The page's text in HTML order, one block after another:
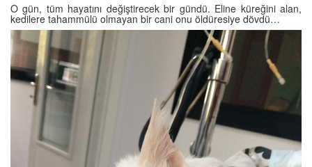
O gün, tüm hayatını değiştirecek bir gündü. Eline küreğini alan,
kedilere tahammülü olmayan bir cani onu öldüresiye dövdü…